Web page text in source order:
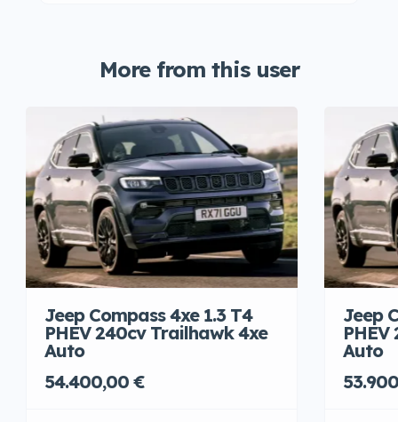
More from this user
Jeep Compass 4xe 1.3 T4
PHEV 240cv Trailhawk 4xe
Auto
54.400,00 €
Jeep
Auto